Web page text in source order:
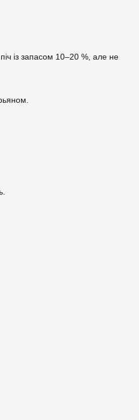
із запасом 10–20 %, але не